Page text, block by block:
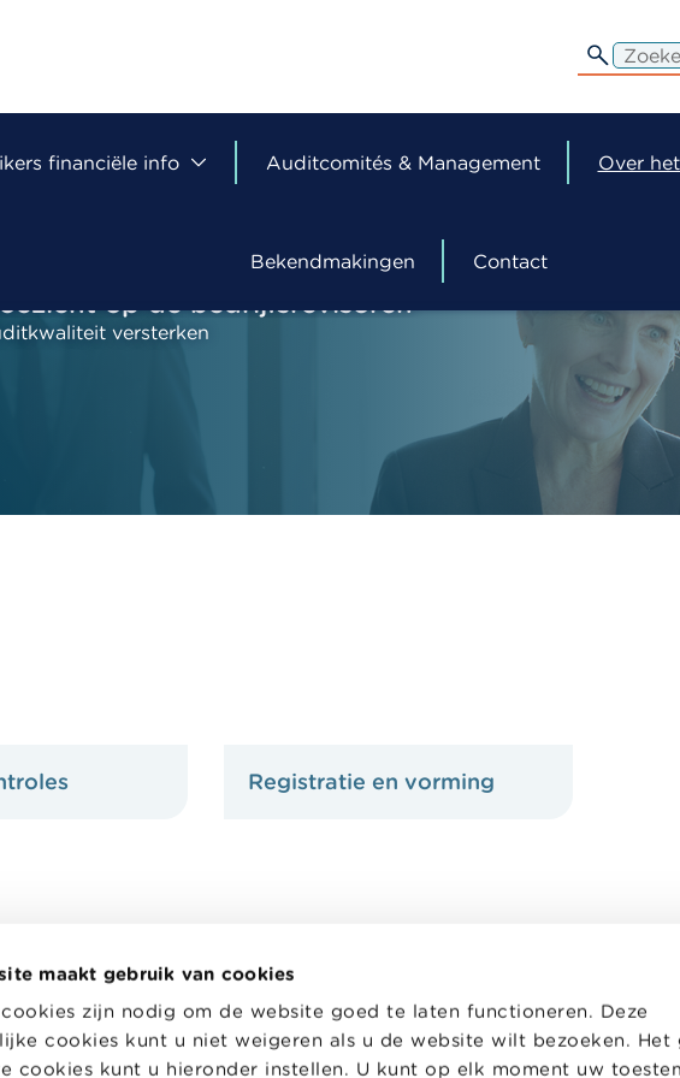
maakt gebruik van cookies
zijn nodig om de website goed te laten functioneren. Deze
cookies kunt u niet weigeren als u de website wilt bezoeken. Het
cookies kunt u hieronder instellen. U kunt op elk moment uw
edit-
financiële info Auditcomités & Management Over
Bekendmakingen Contact
op de bedrijfsrevisoren
versterken
Registratie en vorming